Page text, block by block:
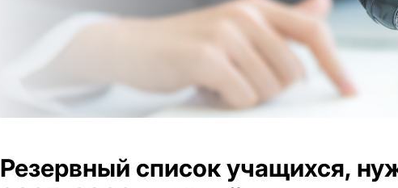
Резервный список учащихся,